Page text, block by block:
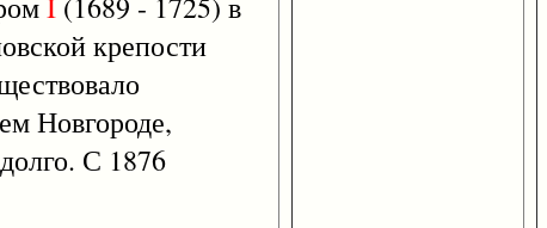
крепости
Новгороде,
С 1876